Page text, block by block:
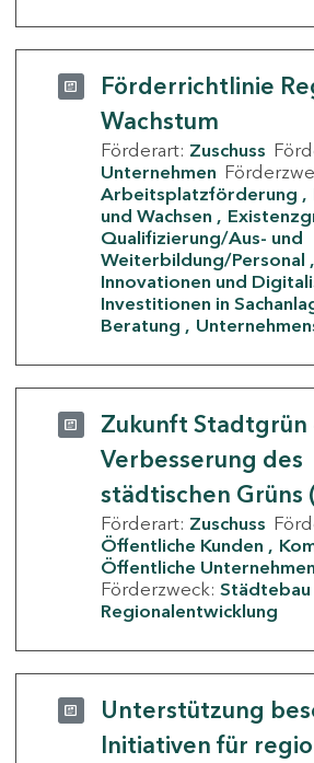
Förderrichtlinie
Wachstum
Förderart: Zuschuss
Unternehmen
Arbeitsplatzförderung
und Wachsen
Qualifizierung/Aus- und
Weiterbildung/Personal
Innovationen und
Investitionen in
Beratung
Zukunft Stadtgrün
Verbesserung des
städtischen Grüns
Förderart: Zuschuss
Öffentliche Kunden
Öffentliche Unternehmen
Förderzweck: Städtebau
Regionalentwicklung
Unterstützung
Initiativen für